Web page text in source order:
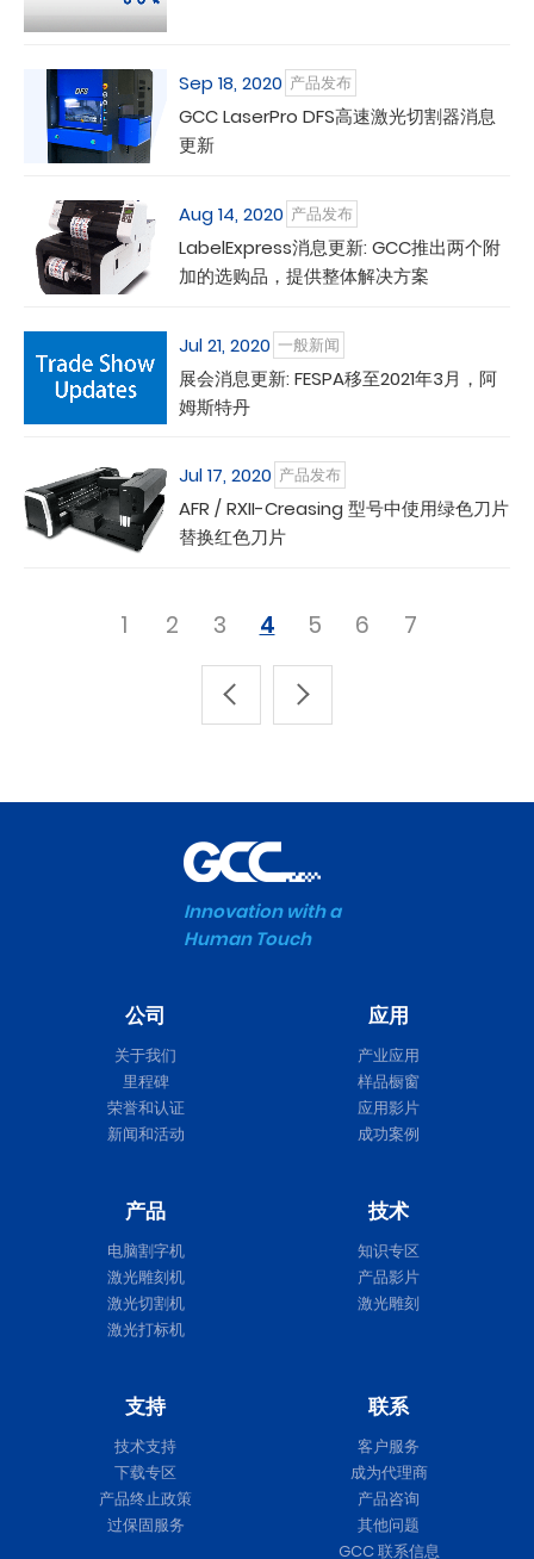
Sep 18, 2020 产品发布
GCC LaserPro DFS高速激光切割器消息
更新
Aug 14, 2020 产品发布
LabelExpress消息更新: GCC推出两个附
加的选购品，提供整体解决方案
Jul 21, 2020 一般新闻
展会消息更新: FESPA移至2021年3月，阿
姆斯特丹
Jul 17, 2020 产品发布
AFR / RXII-Creasing 型号中使用绿色刀片
替换红色刀片
1 2 3 4 5 6 7
Innovation with a
Human Touch
公司
关于我们
里程碑
荣誉和认证
新闻和活动
应用
产业应用
样品橱窗
应用影片
成功案例
产品
电脑割字机
激光雕刻机
激光切割机
激光打标机
技术
知识专区
产品影片
激光雕刻
支持
技术支持
下载专区
产品终止政策
过保固服务
联系
客户服务
成为代理商
产品咨询
其他问题
GCC 联系信息